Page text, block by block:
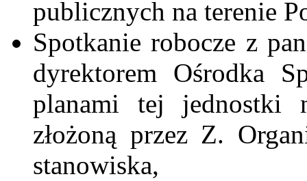
publicznych na terenie
Spotkanie robocze z
dyrektorem Ośrodka
planami tej jednostki
złożoną przez Z.
stanowiska,